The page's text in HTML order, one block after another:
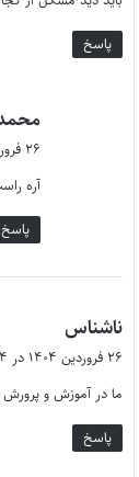
:
پاسخ
۲۶ فروردین ۱۴۰۴ در ۱۶:۱۷
آره
پاسخ
ناشناس
:
۲۶ فروردین ۱۴۰۴ در ۰۷:۰۴
ما در آموزش و
پاسخ